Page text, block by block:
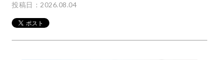
投稿日：2026.08.04